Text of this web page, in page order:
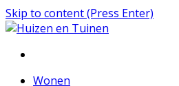
Skip to content (Press Enter)
Huizen en Tuinen
Inspiratie voor wonen en tuinieren
Wonen